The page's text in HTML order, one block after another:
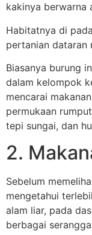
kakinya berwarna
Habitatnya di
pertanian dataran
Biasanya burung
dalam kelompok
mencarai
permukaan
tepi sungai, dan
2.
Sebelum
mengetahui
alam liar, pada
berbagai